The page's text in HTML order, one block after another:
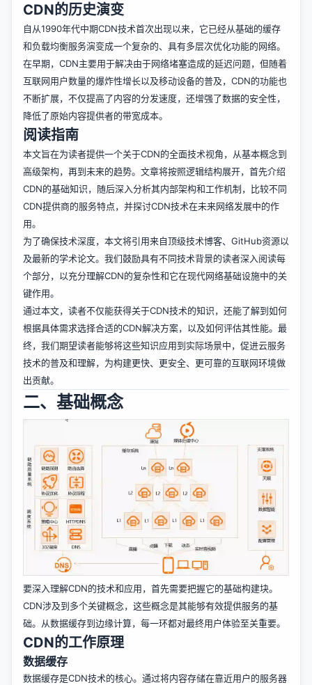
CDN的历史演变
自从1990年代中期CDN技术首次出现以来，它已经从基础的缓存
和负载均衡服务演变成一个复杂的、具有多层次优化功能的网络。
在早期，CDN主要用于解决由于网络堵塞造成的延迟问题，但随着
互联网用户数量的爆炸性增长以及移动设备的普及，CDN的功能也
不断扩展，不仅提高了内容的分发速度，还增强了数据的安全性，
降低了原始内容提供者的带宽成本。
阅读指南
本文旨在为读者提供一个关于CDN的全面技术视角，从基本概念到
高级架构，再到未来的趋势。文章将按照逻辑结构展开，首先介绍
CDN的基础知识，随后深入分析其内部架构和工作机制，比较不同
CDN提供商的服务特点，并探讨CDN技术在未来网络发展中的作
用。
为了确保技术深度，本文将引用来自顶级技术博客、GitHub资源以
及最新的学术论文。我们鼓励具有不同技术背景的读者深入阅读每
个部分，以充分理解CDN的复杂性和它在现代网络基础设施中的关
键作用。
通过本文，读者不仅能获得关于CDN技术的知识，还能了解到如何
根据具体需求选择合适的CDN解决方案，以及如何评估其性能。最
终，我们期望读者能够将这些知识应用到实际场景中，促进云服务
技术的普及和理解，为构建更快、更安全、更可靠的互联网环境做
出贡献。
二、基础概念
要深入理解CDN的技术和应用，首先需要把握它的基础构建块。
CDN涉及到多个关键概念，这些概念是其能够有效提供服务的基
础。从数据缓存到边缘计算，每一环都对最终用户体验至关重要。
CDN的工作原理
数据缓存
数据缓存是CDN技术的核心。通过将内容存储在靠近用户的服务器